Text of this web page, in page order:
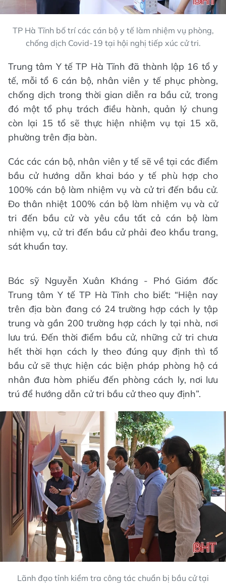
TP Hà Tĩnh bố trí các cán bộ y tế làm nhiệm vụ phòng,
chống dịch Covid-19 tại hội nghị tiếp xúc cử tri.
Trung tâm Y tế TP Hà Tĩnh đã thành lập 16 tổ y
tế, mỗi tổ 6 cán bộ, nhân viên y tế phục phòng,
chống dịch trong thời gian diễn ra bầu cử, trong
đó một tổ phụ trách điều hành, quản lý chung
còn lại 15 tổ sẽ thực hiện nhiệm vụ tại 15 xã,
phường trên địa bàn.
Các các cán bộ, nhân viên y tế sẽ về tại các điểm
bầu cử hướng dẫn khai báo y tế phù hợp cho
100% cán bộ làm nhiệm vụ và cử tri đến bầu cử.
Đo thân nhiệt 100% cán bộ làm nhiệm vụ và cử
tri đến bầu cử và yêu cầu tất cả cán bộ làm
nhiệm vụ, cử tri đến bầu cử phải đeo khẩu trang,
sát khuẩn tay.
Bác sỹ Nguyễn Xuân Kháng - Phó Giám đốc
Trung tâm Y tế TP Hà Tĩnh cho biết: “Hiện nay
trên địa bàn đang có 24 trường hợp cách ly tập
trung và gần 200 trường hợp cách ly tại nhà, nơi
lưu trú. Đến thời điểm bầu cử, những cử tri chưa
hết thời hạn cách ly theo đúng quy định thì tổ
bầu cử sẽ thực hiện các biện pháp phòng hộ cá
nhân đưa hòm phiếu đến phòng cách ly, nơi lưu
trú để hướng dẫn cử tri bầu cử theo quy định”.
Lãnh đạo tỉnh kiểm tra công tác chuẩn bị bầu cử tại